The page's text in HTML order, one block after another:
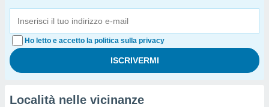
Ho letto e accetto la politica sulla privacy
Località nelle vicinanze